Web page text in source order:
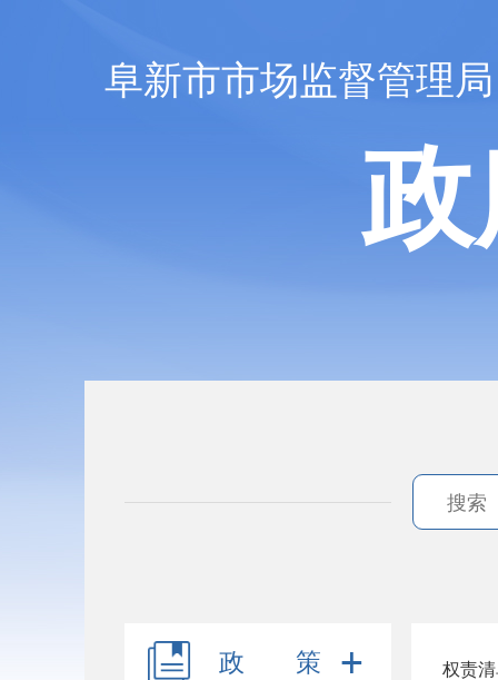
阜新市市场监督管理局
政 策 权责